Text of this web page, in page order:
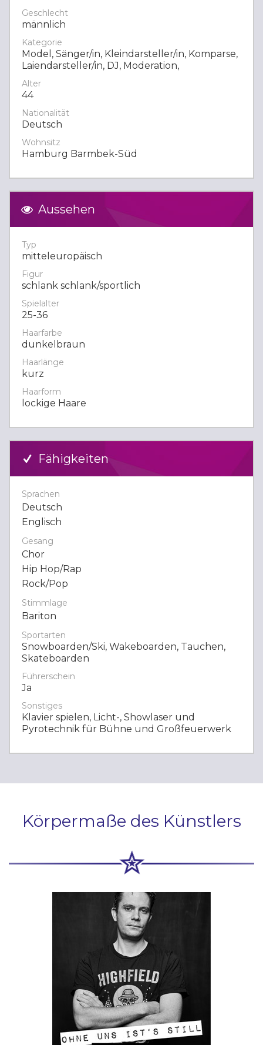
Geschlecht
männlich
Kategorie
Model, Sänger/in, Kleindarsteller/in, Komparse,
Laiendarsteller/in, DJ, Moderation,
Alter
44
Nationalität
Deutsch
Wohnsitz
Hamburg Barmbek-Süd
Aussehen
Typ
mitteleuropäisch
Figur
schlank schlank/sportlich
Spielalter
25-36
Haarfarbe
dunkelbraun
Haarlänge
kurz
Haarform
lockige Haare
Fähigkeiten
Sprachen
Deutsch
Englisch
Gesang
Chor
Hip Hop/Rap
Rock/Pop
Stimmlage
Bariton
Sportarten
Snowboarden/Ski, Wakeboarden, Tauchen,
Skateboarden
Führerschein
Ja
Sonstiges
Klavier spielen, Licht-, Showlaser und
Pyrotechnik für Bühne und Großfeuerwerk
Körpermaße des Künstlers